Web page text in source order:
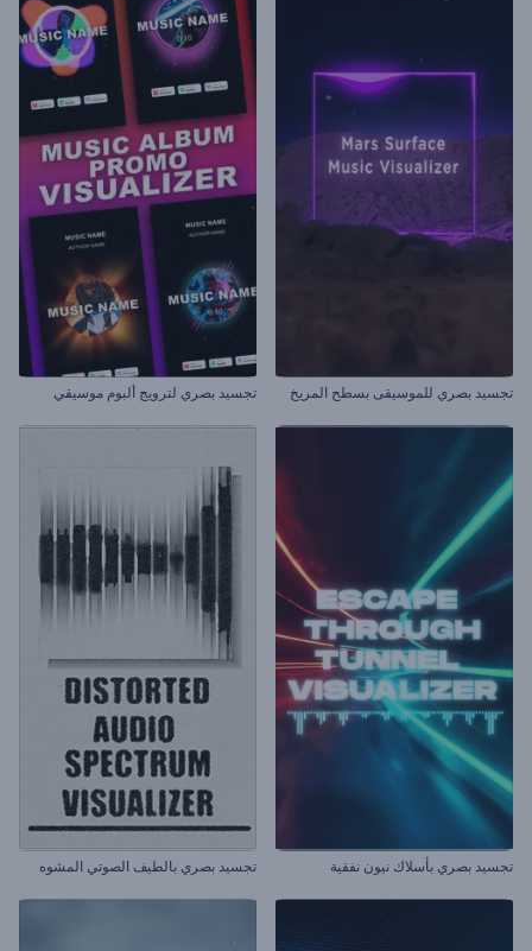
تجسيد بصري للموسيقى بسطح المريخ تجسيد بصري لترويج ألبوم موسيقي
تجسيد بصري بأسلاك نيون نفقية تجسيد بصري بالطيف الصوتي المشوه